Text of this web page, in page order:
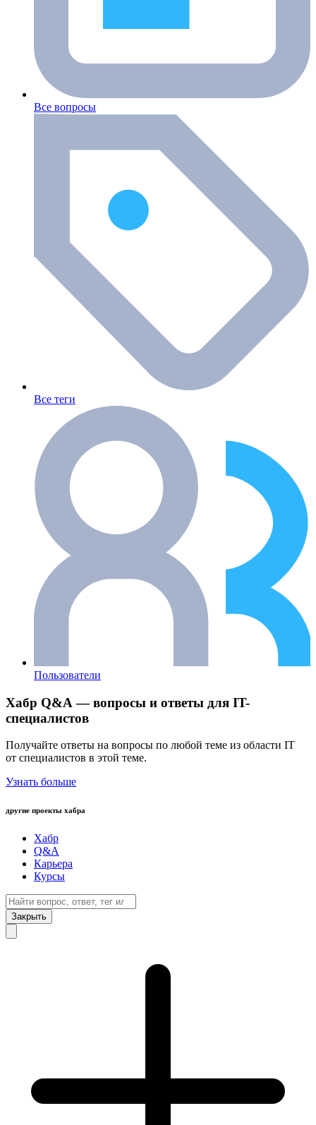
Все вопросы
Все теги
Пользователи
Хабр Q&A — вопросы и ответы для IT-
специалистов
Получайте ответы на вопросы по любой теме из области IT
от специалистов в этой теме.
Узнать больше
другие проекты хабра
Хабр
Q&A
Карьера
Курсы
Закрыть